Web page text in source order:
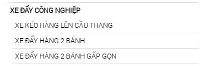
XE ĐẨY CÔNG NGHIỆP
XE KÉO HÀNG LÊN CẦU THANG
XE ĐẨY HÀNG 2 BÁNH
XE ĐẨY HÀNG 2 BÁNH GẤP GỌN